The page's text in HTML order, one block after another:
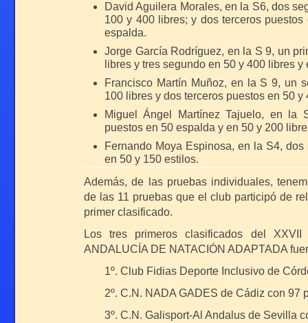
David Aguilera Morales, en la S6, dos
100 y 400 libres; y dos terceros
espalda.
Jorge García Rodríguez, en la S 9, un
libres y tres segundo en 50 y 400 libres
Francisco Martín Muñoz, en la S 9, un
100 libres y dos terceros puestos en 50 y
Miguel Ángel Martínez Tajuelo, en la
puestos en 50 espalda y en 50 y 200
Fernando Moya Espinosa, en la S4, dos
en 50 y 150 estilos.
Tomás Romero Córdoba, en la S8, dos
100 libres y 100 braza, un tercer
un segundo puesto en 50 libres.
50 espalda y 50 libres.
Carmen Mª García Escribano, en la
puestos 50 libres y 100 espalda y dos
Enrique Artacho, en la S 15, dos
espalda y 200 estilos.
Además, de las pruebas individuales,
de las 11 pruebas que el club participó de
primer clasificado.
Los tres primeros clasificados del XXVII
ANDALUCÍA DE NATACIÓN ADAPTADA
1º. Club Fidias Deporte Inclusivo de
2º. C.N. NADA GADES de Cádiz con 97
3º. C.N. Galisport-Al Andalus de Sevilla